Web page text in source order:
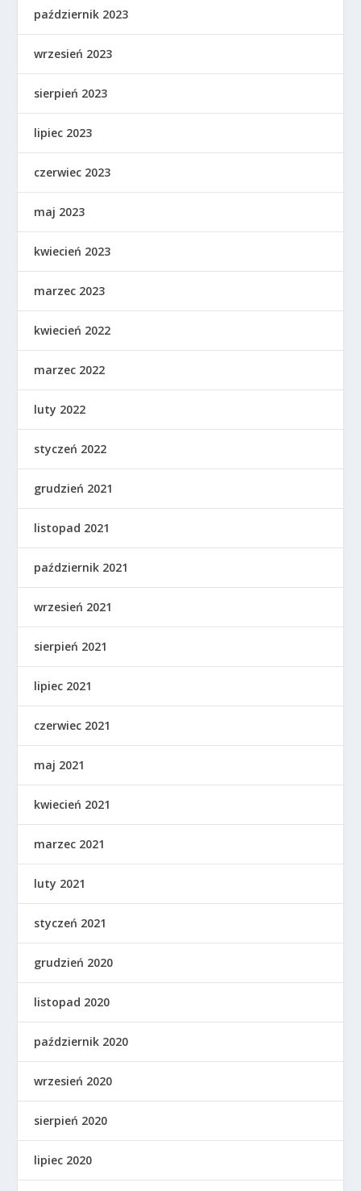
październik 2023
wrzesień 2023
sierpień 2023
lipiec 2023
czerwiec 2023
maj 2023
kwiecień 2023
marzec 2023
kwiecień 2022
marzec 2022
luty 2022
styczeń 2022
grudzień 2021
listopad 2021
październik 2021
wrzesień 2021
sierpień 2021
lipiec 2021
czerwiec 2021
maj 2021
kwiecień 2021
marzec 2021
luty 2021
styczeń 2021
grudzień 2020
listopad 2020
październik 2020
wrzesień 2020
sierpień 2020
lipiec 2020